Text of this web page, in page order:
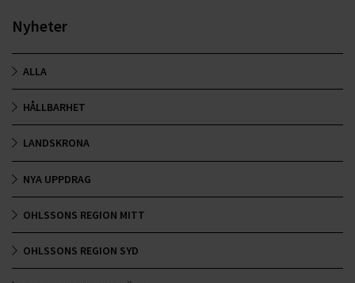
Nyheter
ALLA
HÅLLBARHET
LANDSKRONA
NYA UPPDRAG
OHLSSONS REGION MITT
OHLSSONS REGION SYD